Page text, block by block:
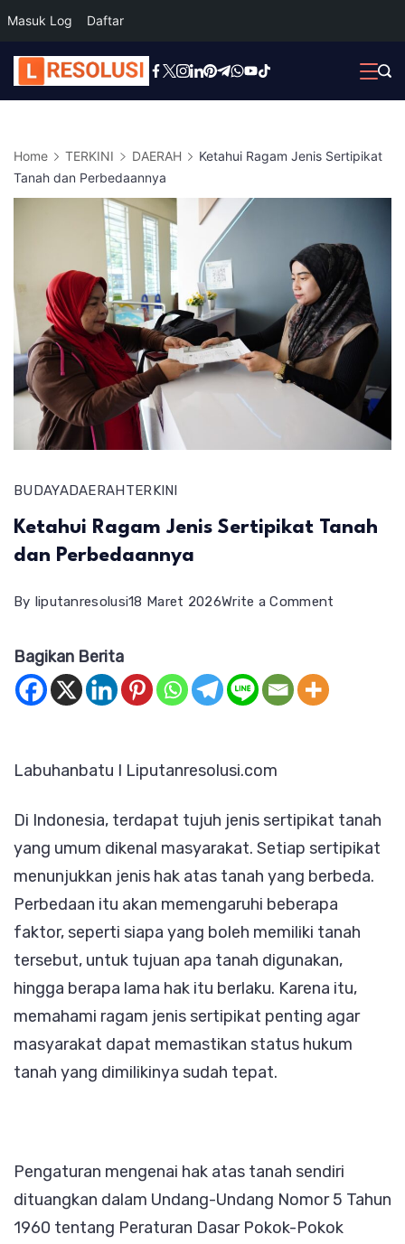
Masuk Log Daftar
Skip
to
Home TERKINI DAERAH
Ketahui Ragam Jenis Sertipikat
Tanah dan Perbedaannya
BUDAYADAERAHTERKINI
Ketahui Ragam Jenis Sertipikat Tanah
dan Perbedaannya
By liputanresolusi18 Maret 2026Write a Comment
Bagikan Berita
Labuhanbatu I Liputanresolusi.com
Di Indonesia, terdapat tujuh jenis sertipikat tanah
yang umum dikenal masyarakat. Setiap sertipikat
menunjukkan jenis hak atas tanah yang berbeda.
Perbedaan itu akan memengaruhi beberapa
faktor, seperti siapa yang boleh memiliki tanah
tersebut, untuk tujuan apa tanah digunakan,
hingga berapa lama hak itu berlaku. Karena itu,
memahami ragam jenis sertipikat penting agar
masyarakat dapat memastikan status hukum
tanah yang dimilikinya sudah tepat.
Pengaturan mengenai hak atas tanah sendiri
dituangkan dalam Undang-Undang Nomor 5 Tahun
1960 tentang Peraturan Dasar Pokok-Pokok